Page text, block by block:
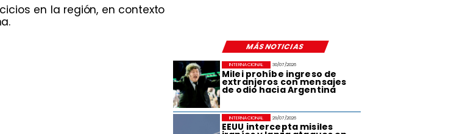
en la región, en contexto
MÁS NOTICIAS
30/07/2026
Milei prohíbe ingreso de
extranjeros con mensajes
de odio hacia Argentina
INTERNACIONAL
29/07/2026
EEUU intercepta misiles
INTERNACIONAL